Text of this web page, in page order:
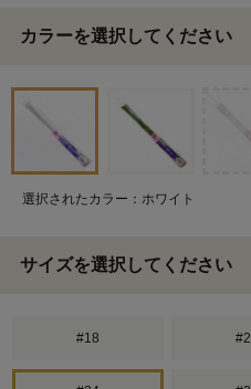
カラーを選択してください
選択されたカラー：ホワイト
サイズを選択してください
#18